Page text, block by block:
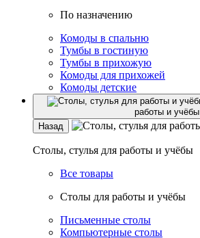
По назначению
Комоды в спальню
Тумбы в гостиную
Тумбы в прихожую
Комоды для прихожей
Комоды детские
работы и учёбы
Назад
Столы, стулья для работы и учёбы
Все товары
Столы для работы и учёбы
Письменные столы
Компьютерные столы